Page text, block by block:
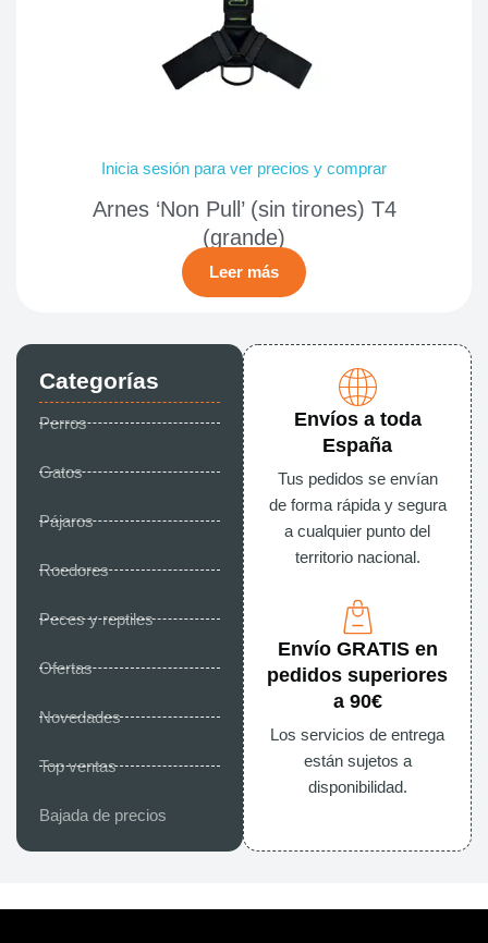
Categorías
Perros
Gatos
Pájaros
Roedores
Peces y reptiles
Ofertas
Novedades
Top ventas
Bajada de precios
Envíos a toda
España
Tus pedidos se envían
de forma rápida y segura
a cualquier punto del
territorio nacional.
Envío GRATIS en
pedidos superiores
a 90€
Los servicios de entrega
están sujetos a
disponibilidad.
Inicia sesión para ver precios y comprar
Arnes ‘Non Pull’ (sin tirones) T4
(grande)
Leer más